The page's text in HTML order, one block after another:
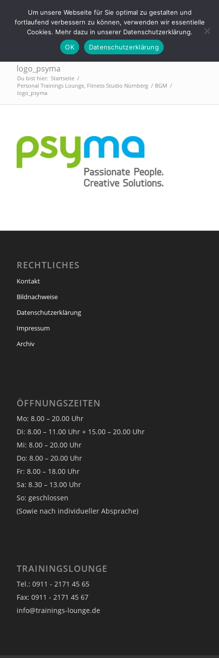
Tel.: 0911 - 2171 4565 | info@trainings-lounge.de
logo_psyma
Du bist hier: Startseite /
Personal Trainings Lounge, Fitness Studio Nürnberg / BGM /
logo_psyma
RECHTLICHES
Kontakt
Bildnachweise
Datenschutzerklärung
Impressum
Archiv
ÖFFNUNGSZEITEN
Mo: 8.00 – 20.00 Uhr
Di: 8.00 – 11.00 Uhr + 15.00 – 20.00 Uhr
Mi: 8.00 – 20.00 Uhr
Do: 8.00 – 20.00 Uhr
Fr: 8.00 – 18.00 Uhr
Sa: 8.30 – 13.00 Uhr
So: geschlossen
(Sowie nach individueller Absprache)
TRAININGSLOUNGE
Tel.: 0911 - 2171 45 65
Fax: 0911 - 2171 45 67
info@trainings-lounge.de
Um unsere Webseite für Sie optimal zu gestalten und
fortlaufend verbessern zu können, verwenden wir essentielle
Cookies. Mehr dazu in unserer Datenschutzerklärung.
OK
Datenschutzerklärung